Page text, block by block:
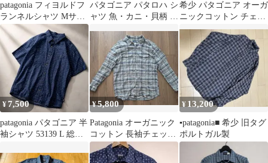
patagonia フィヨルドフ
ランネルシャツ Mサイ
ズ
パタゴニア パタロハ シ
ャツ 魚・カニ・貝柄 ネ
希少 パタゴニア オーガ
ニックコットン チェッ
クシャツ ポルトガル製
90s
¥7,500
patagonia パタゴニア 半
袖シャツ 53139 L 総柄
¥5,800
Patagonia オーガニック
コットン 長袖チェック
シャツ M
¥ 13,200
▪️patagonia■ 希少 旧タグ
ポルトガル製